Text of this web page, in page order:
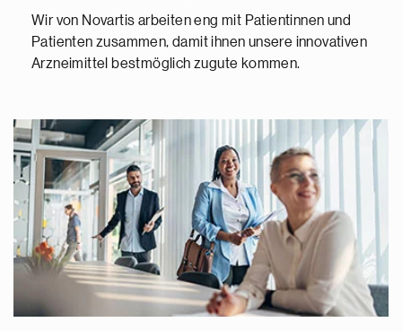
Wir von Novartis arbeiten eng mit Patientinnen und
Patienten zusammen, damit ihnen unsere innovativen
Arzneimittel bestmöglich zugute kommen.